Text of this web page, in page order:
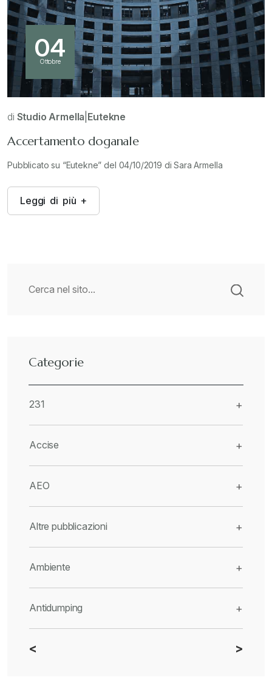
04
Ottobre
di Studio Armella Eutekne
Accertamento doganale
Pubblicato su “Eutekne” del 04/10/2019 di Sara Armella
Leggi di più +
Categorie
231 +
Accise +
AEO +
Altre pubblicazioni +
Ambiente +
Antidumping +
CBAM +
< >